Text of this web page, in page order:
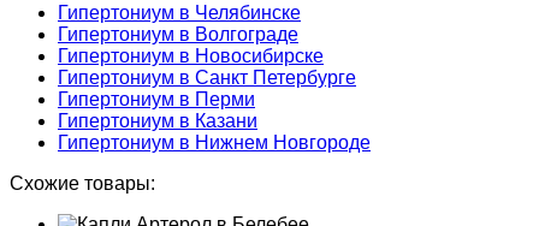
Гипертониум в Челябинске
Гипертониум в Волгограде
Гипертониум в Новосибирске
Гипертониум в Санкт Петербурге
Гипертониум в Перми
Гипертониум в Казани
Гипертониум в Нижнем Новгороде
Схожие товары: